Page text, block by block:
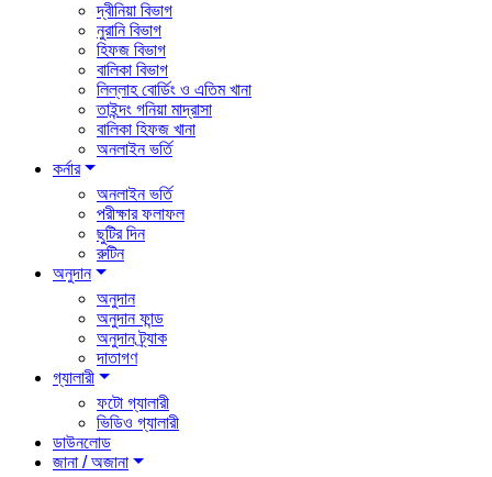
দ্বীনিয়া বিভাগ
নুরানি বিভাগ
হিফজ বিভাগ
বালিকা বিভাগ
লিল্লাহ বোর্ডিং ও এতিম খানা
তাইন্দং গনিয়া মাদ্রাসা
বালিকা হিফজ খানা
অনলাইন ভর্তি
কর্নার
অনলাইন ভর্তি
পরীক্ষার ফলাফল
ছুটির দিন
রুটিন
অনুদান
অনুদান
অনুদান ফান্ড
অনুদান ট্র্যাক
দাতাগণ
গ্যালারী
ফটো গ্যালারী
ভিডিও গ্যালারী
ডাউনলোড
জানা / অজানা